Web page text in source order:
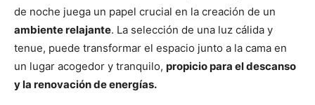
de noche juega un papel crucial en la creación de un
ambiente relajante. La selección de una luz cálida y
tenue, puede transformar el espacio junto a la cama en
un lugar acogedor y tranquilo, propicio para el descanso
y la renovación de energías.